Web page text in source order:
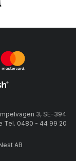
3, SE-394
Tel. 0480 - 44 99 20
AB